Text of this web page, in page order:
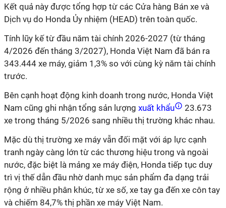
Kết quả này được tổng hợp từ các Cửa hàng Bán xe và
Dịch vụ do Honda Ủy nhiệm (HEAD) trên toàn quốc.
Tính lũy kế từ đầu năm tài chính 2026-2027 (từ tháng
4/2026 đến tháng 3/2027), Honda Việt Nam đã bán ra
343.444 xe máy, giảm 1,3% so với cùng kỳ năm tài chính
trước.
Bên cạnh hoạt động kinh doanh trong nước, Honda Việt
Nam cũng ghi nhận tổng sản lượng xuất khẩu
23.673
xe trong tháng 5/2026 sang nhiều thị trường khác nhau.
Mặc dù thị trường xe máy vẫn đối mặt với áp lực cạnh
tranh ngày càng lớn từ các thương hiệu trong và ngoài
nước, đặc biệt là mảng xe máy điện, Honda tiếp tục duy
trì vị thế dẫn đầu nhờ danh mục sản phẩm đa dạng trải
rộng ở nhiều phân khúc, từ xe số, xe tay ga đến xe côn tay
và chiếm 84,7% thị phần xe máy Việt Nam.